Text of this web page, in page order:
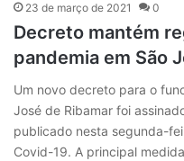
23 de março de 2021 0
Decreto mantém
pandemia em São
Um novo decreto para o
José de Ribamar foi
publicado nesta segunda-
Covid-19. A principal